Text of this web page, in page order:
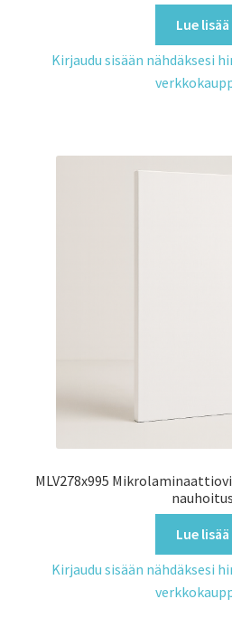
Lue lisää
Kirjaudu sisään nähdäksesi
MLV278x995
nauhoitus
Lue lisää
Kirjaudu sisään nähdäksesi